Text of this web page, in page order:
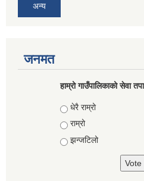
अन्य
जनमत
हाम्रो गाउँपालिकाको सेवा
Choices
धेरै राम्रो
राम्रो
झन्जटिलो